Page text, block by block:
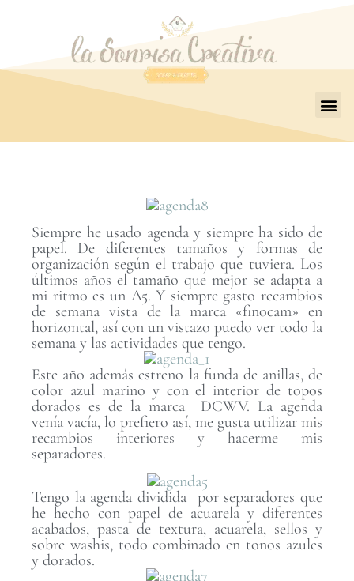
Siempre he usado agenda y siempre ha sido de
papel. De diferentes tamaños y formas de
organización según el trabajo que tuviera. Los
últimos años el tamaño que mejor se adapta a
mi ritmo es un A5. Y siempre gasto recambios
de semana vista de la marca «finocam» en
horizontal, así con un vistazo puedo ver todo la
semana y las actividades que tengo.
Este año además estreno la funda de anillas, de
color azul marino y con el interior de topos
dorados es de la marca DCWV. La agenda
venía vacía, lo prefiero así, me gusta utilizar mis
recambios interiores y hacerme mis
separadores.
Tengo la agenda dividida por separadores que
he hecho con papel de acuarela y diferentes
acabados, pasta de textura, acuarela, sellos y
sobre washis, todo combinado en tonos azules
y dorados.